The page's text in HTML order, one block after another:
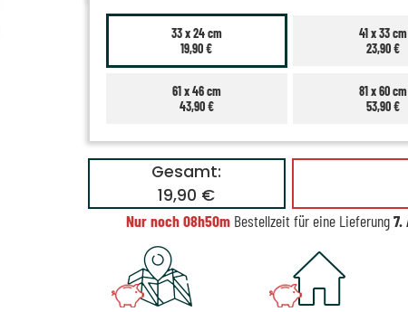
33 x 24 cm
19,90 €
41 x 33 cm
23,90 €
61 x 46 cm
43,90 €
81 x 60 cm
53,90 €
Gesamt:
19,90 €
Nur noch08h50mBestellzeit für eine Lieferung7.